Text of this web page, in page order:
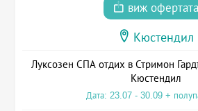
виж офертата
Кюстендил
Луксозен СПА отдих в Стримон
Кюстендил
Дата: 23.07 - 30.09 +